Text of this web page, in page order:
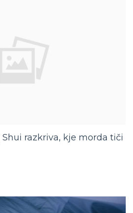
Shui razkriva, kje morda tiči